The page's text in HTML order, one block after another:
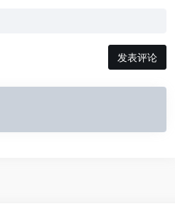
发表评论